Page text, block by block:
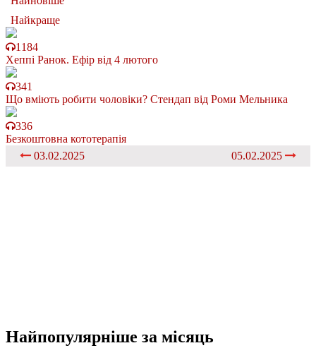
Найкраще
1184
Хеппі Ранок. Ефір від 4 лютого
341
Що вміють робити чоловіки? Стендап від Роми Мельника
336
Безкоштовна кототерапія
03.02.2025
05.02.2025
Найпопулярніше за місяць